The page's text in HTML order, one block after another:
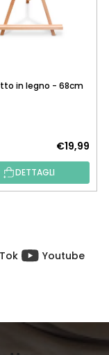
in legno - 68cm
€19,99
DETTAGLI
Youtube